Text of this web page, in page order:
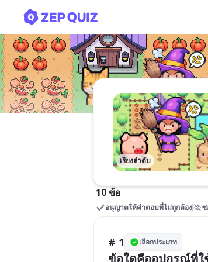
เรียงลำดับ
10 ข้อ
อนุญาตให้คำตอบที่ไม่ถูกต้อง
# 1 เลือกประเภท
ข้อใดคืออุปกรณ์ที่ใ